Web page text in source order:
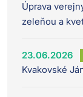
Úprava
zeleňou a
23.06.2026
Kvakovské